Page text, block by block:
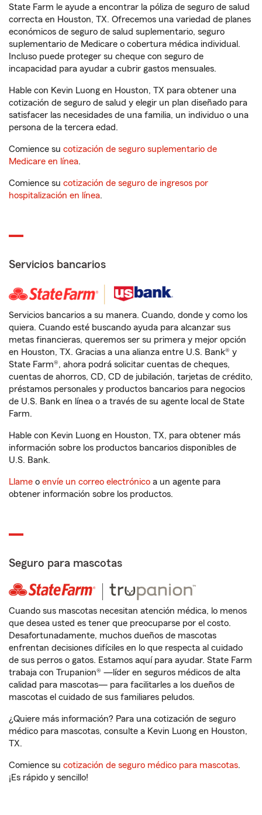
State Farm le ayude a encontrar la póliza de seguro de salud
correcta en Houston, TX. Ofrecemos una variedad de planes
económicos de seguro de salud suplementario, seguro
suplementario de Medicare o cobertura médica individual.
Incluso puede proteger su cheque con seguro de
incapacidad para ayudar a cubrir gastos mensuales.
Hable con Kevin Luong en Houston, TX para obtener una
cotización de seguro de salud y elegir un plan diseñado para
satisfacer las necesidades de una familia, un individuo o una
persona de la tercera edad.
Comience su cotización de seguro suplementario de
Medicare en línea.
Comience su cotización de seguro de ingresos por
hospitalización en línea.
Servicios bancarios
Servicios bancarios a su manera. Cuando, donde y como los
quiera. Cuando esté buscando ayuda para alcanzar sus
metas financieras, queremos ser su primera y mejor opción
en Houston, TX. Gracias a una alianza entre U.S. Bank® y
State Farm®, ahora podrá solicitar cuentas de cheques,
cuentas de ahorros, CD, CD de jubilación, tarjetas de crédito,
préstamos personales y productos bancarios para negocios
de U.S. Bank en línea o a través de su agente local de State
Farm.
Hable con Kevin Luong en Houston, TX, para obtener más
información sobre los productos bancarios disponibles de
U.S. Bank.
Llame o envíe un correo electrónico a un agente para
obtener información sobre los productos.
Seguro para mascotas
Cuando sus mascotas necesitan atención médica, lo menos
que desea usted es tener que preocuparse por el costo.
Desafortunadamente, muchos dueños de mascotas
enfrentan decisiones difíciles en lo que respecta al cuidado
de sus perros o gatos. Estamos aquí para ayudar. State Farm
trabaja con Trupanion® —líder en seguros médicos de alta
calidad para mascotas— para facilitarles a los dueños de
mascotas el cuidado de sus familiares peludos.
¿Quiere más información? Para una cotización de seguro
médico para mascotas, consulte a Kevin Luong en Houston,
TX.
Comience su cotización de seguro médico para mascotas.
¡Es rápido y sencillo!